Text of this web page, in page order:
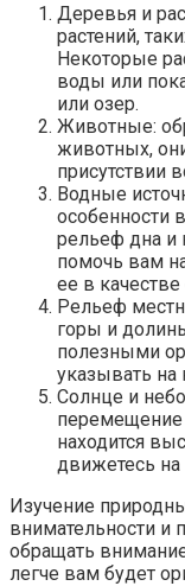
Деревья и
растений,
Некоторые
воды или
или озер.
Животные:
животных,
присутствии
Водные
особенности
рельеф дна и
помочь вам
ее в качестве
Рельеф
горы и
полезными
указывать на
Солнце и
перемещение
находится
движетесь на
Изучение
внимательности и
обращать
легче вам будет